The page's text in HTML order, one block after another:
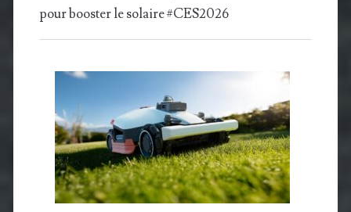
pour booster le solaire #CES2026